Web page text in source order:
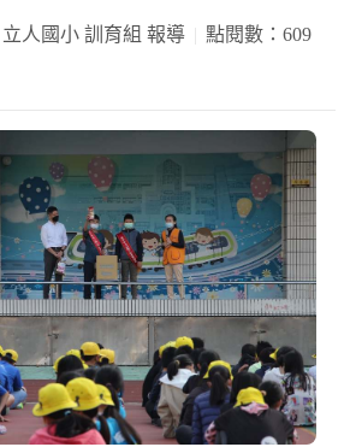
人國小 訓育組 報導
點閱數：609